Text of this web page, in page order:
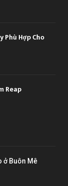
Phù Hợp Cho
Reap
ở Buôn Mê